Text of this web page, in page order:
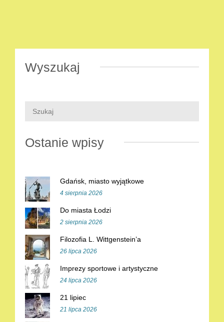
Wyszukaj
Ostanie wpisy
Gdańsk, miasto wyjątkowe
4 sierpnia 2026
Do miasta Łodzi
2 sierpnia 2026
Filozofia L. Wittgenstein’a
26 lipca 2026
Imprezy sportowe i artystyczne
24 lipca 2026
21 lipiec
21 lipca 2026